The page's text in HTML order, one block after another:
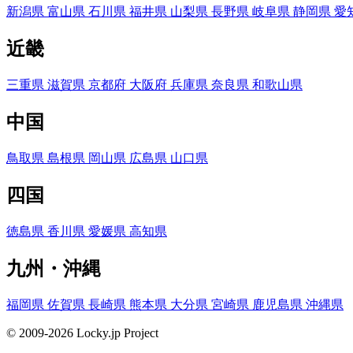
新潟県 富山県 石川県 福井県 山梨県 長野県 岐阜県 静岡県 愛
近畿
三重県 滋賀県 京都府 大阪府 兵庫県 奈良県 和歌山県
中国
鳥取県 島根県 岡山県 広島県 山口県
四国
徳島県 香川県 愛媛県 高知県
九州・沖縄
福岡県 佐賀県 長崎県 熊本県 大分県 宮崎県 鹿児島県 沖縄県
© 2009-2026 Locky.jp Project